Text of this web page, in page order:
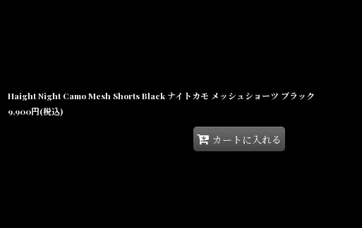
Haight Night Camo Mesh Shorts Black ナイトカモ メッシュショーツ ブラック
9,900円(税込)
カートに入れる